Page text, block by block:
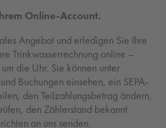
Online-Account.
Angebot und erledigen Sie Ihre
Trinkwasserrechnung online –
die Uhr. Sie können unter
Buchungen einsehen, ein SEPA-
den Teilzahlungsbetrag ändern,
den Zählerstand bekannt
an uns senden.